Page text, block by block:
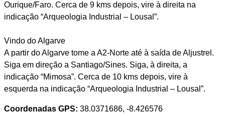
Ourique/Faro. Cerca de 9 kms depois, vire à direita na
indicação “Arqueologia Industrial – Lousal”.
Vindo do Algarve
A partir do Algarve tome a A2-Norte até à saída de Aljustrel.
Siga em direção a Santiago/Sines. Siga, à direita, a
indicação “Mimosa”. Cerca de 10 kms depois, vire à
esquerda na indicação “Arqueologia Industrial – Lousal”.
Coordenadas GPS: 38.0371686, -8.426576